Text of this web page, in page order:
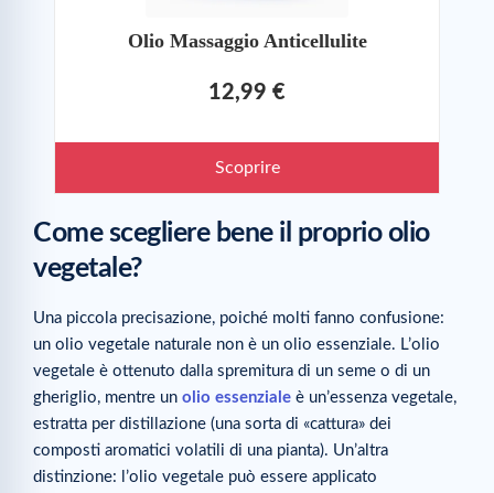
Olio Massaggio Anticellulite
12,99 €
Scoprire
Come scegliere bene il proprio olio
vegetale?
Una piccola precisazione, poiché molti fanno confusione:
un olio vegetale naturale non è un olio essenziale. L’olio
vegetale è ottenuto dalla spremitura di un seme o di un
gheriglio, mentre un olio essenziale è un’essenza vegetale,
estratta per distillazione (una sorta di «cattura» dei
composti aromatici volatili di una pianta). Un’altra
distinzione: l’olio vegetale può essere applicato